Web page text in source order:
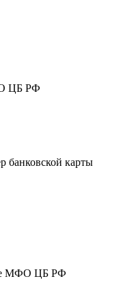
ЦБ РФ
банковской карты
МФО ЦБ РФ